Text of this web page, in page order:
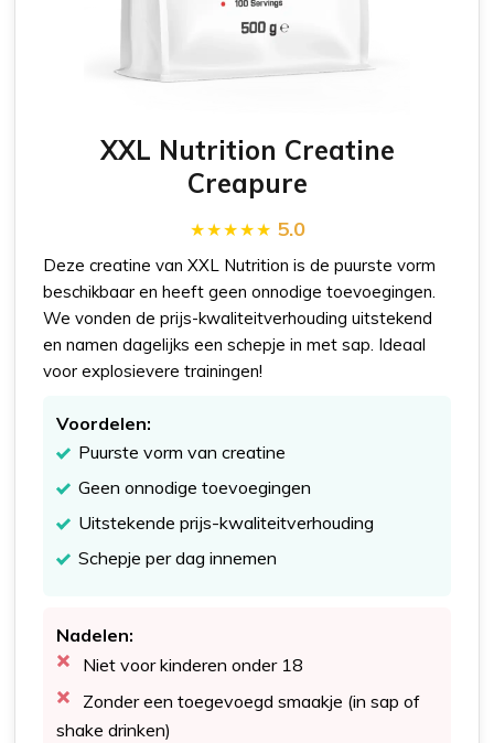
XXL Nutrition Creatine
Creapure
5.0
Deze creatine van XXL Nutrition is de puurste vorm
beschikbaar en heeft geen onnodige toevoegingen.
We vonden de prijs-kwaliteitverhouding uitstekend
en namen dagelijks een schepje in met sap. Ideaal
voor explosievere trainingen!
Voordelen:
Puurste vorm van creatine
Geen onnodige toevoegingen
Uitstekende prijs-kwaliteitverhouding
Schepje per dag innemen
Nadelen:
Niet voor kinderen onder 18
Zonder een toegevoegd smaakje (in sap of
shake drinken)